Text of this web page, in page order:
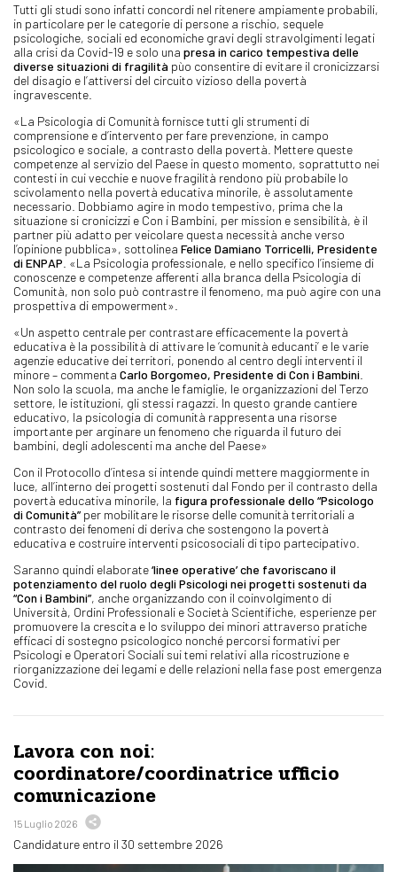
Tutti gli studi sono infatti concordi nel ritenere ampiamente probabili,
in particolare per le categorie di persone a rischio, sequele
psicologiche, sociali ed economiche gravi degli stravolgimenti legati
alla crisi da Covid-19 e solo una presa in carico tempestiva delle
diverse situazioni di fragilità pùo consentire di evitare il cronicizzarsi
del disagio e l’attiversi del circuito vizioso della povertà
ingravescente.
«La Psicologia di Comunità fornisce tutti gli strumenti di
comprensione e d’intervento per fare prevenzione, in campo
psicologico e sociale, a contrasto della povertà. Mettere queste
competenze al servizio del Paese in questo momento, soprattutto nei
contesti in cui vecchie e nuove fragilità rendono più probabile lo
scivolamento nella povertà educativa minorile, è assolutamente
necessario. Dobbiamo agire in modo tempestivo, prima che la
situazione si cronicizzi e Con i Bambini, per mission e sensibilità, è il
partner più adatto per veicolare questa necessità anche verso
l’opinione pubblica», sottolinea Felice Damiano Torricelli, Presidente
di ENPAP . «La Psicologia professionale, e nello specifico l’insieme di
conoscenze e competenze afferenti alla branca della Psicologia di
Comunità, non solo può contrastre il fenomeno, ma può agire con una
prospettiva di empowerment».
«Un aspetto centrale per contrastare efficacemente la povertà
educativa è la possibilità di attivare le ‘comunità educanti’ e le varie
agenzie educative dei territori, ponendo al centro degli interventi il
minore – commenta Carlo Borgomeo, Presidente di Con i Bambini
Non solo la scuola, ma anche le famiglie, le organizzazioni del Terzo
settore, le istituzioni, gli stessi ragazzi. In questo grande cantiere
educativo, la psicologia di comunità rappresenta una risorse
importante per arginare un fenomeno che riguarda il futuro dei
bambini, degli adolescenti ma anche del Paese»
Con il Protocollo d’intesa si intende quindi mettere maggiormente in
luce, all’interno dei progetti sostenuti dal Fondo per il contrasto della
povertà educativa minorile, la figura professionale dello “Psicologo
di Comunità” per mobilitare le risorse delle comunità territoriali a
contrasto dei fenomeni di deriva che sostengono la povertà
educativa e costruire interventi psicosociali di tipo partecipativo.
Saranno quindi elaborate‘linee operative’ che favoriscano il
potenziamento del ruolo degli Psicologi nei progetti sostenuti da
“Con i Bambini”, anche organizzando con il coinvolgimento di
Università, Ordini Professionali e Società Scientifiche, esperienze per
promuovere la crescita e lo sviluppo dei minori attraverso pratiche
efficaci di sostegno psicologico nonché percorsi formativi per
Psicologi e Operatori Sociali sui temi relativi alla ricostruzione e
riorganizzazione dei legami e delle relazioni nella fase post emergenza
Covid.
Lavora con noi:
coordinatore/coordinatrice ufficio
comunicazione
15 Luglio 2026
Candidature entro il 30 settembre 2026